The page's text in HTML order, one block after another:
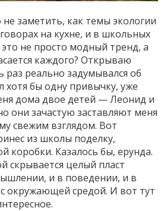
заметить, как темы экологии
на кухне, и в школьных
не просто модный тренд, а
каждого? Открываю
раз реально задумывался об
хотя бы одну привычку, уже
дома двое детей — Леонид и
они зачастую заставляют меня
свежим взглядом. Вот
из школы поделку,
коробки. Казалось бы, ерунда.
скрывается целый пласт
и в поведении, и в
окружающей средой. И вот тут